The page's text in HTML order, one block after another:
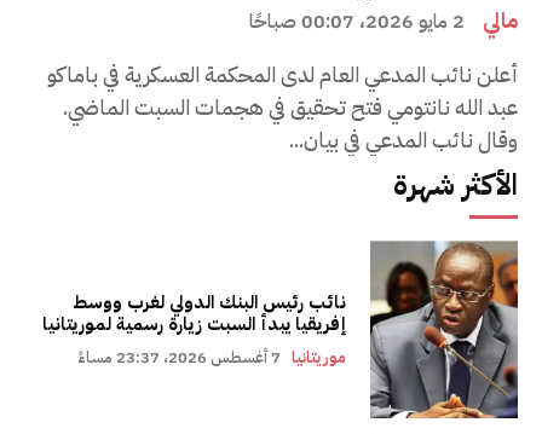
مالي 2 مايو 2026، 00:07 صباحًا
أعلن نائب المدعي العام لدى المحكمة العسكرية في باماكو
عبد الله نانتومي فتح تحقيق في هجمات السبت الماضي.
وقال نائب المدعي في بيان...
الأكثر شهرة
نائب رئيس البنك الدولي لغرب ووسط
إفريقيا يبدأ السبت زيارة رسمية لموريتانيا
موريتانيا 7 أغسطس 2026، 23:37 مساءً